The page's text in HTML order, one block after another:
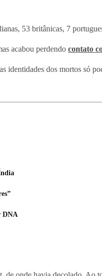
53 britânicas, 7
acabou perdendo contato
identidades dos mortos só
DNA